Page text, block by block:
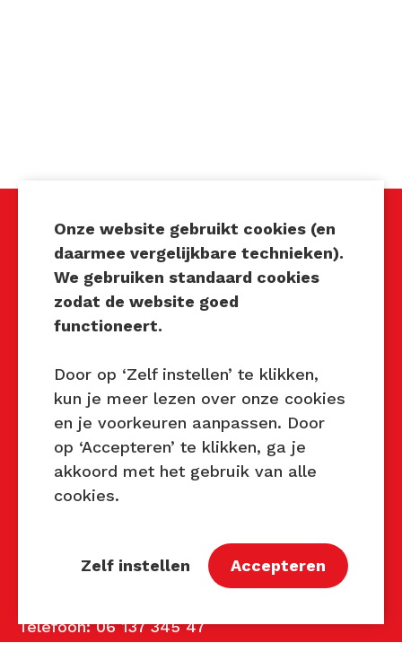
Techniek Tastbaar
Mocht u interesse hebben om
Techniek Tastbaar in uw regio
vragen over dit evenement,
neem dan contact met ons op
via de gegevens.
Privacy Beleid
Contact
Telefoon: 06 137 345 47
Onze website gebruikt cookies (en
daarmee vergelijkbare technieken).
We gebruiken standaard cookies
zodat de website goed
functioneert.
Door op ‘Zelf instellen’ te klikken,
kun je meer lezen over onze cookies
en je voorkeuren aanpassen. Door
op ‘Accepteren’ te klikken, ga je
akkoord met het gebruik van alle
cookies.
Zelf instellen Accepteren